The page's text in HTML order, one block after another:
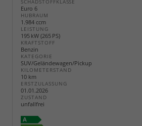
SCHADSTOFFKLASSE
Euro 6
HUBRAUM
1.984 ccm
LEISTUNG
195 kW (265 PS)
KRAFTSTOFF
Benzin
KATEGORIE
SUV/Geländewagen/Pickup
KILOMETERSTAND
10 km
ERSTZULASSUNG
01.01.2026
ZUSTAND
unfallfrei